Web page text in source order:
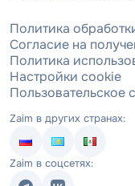
Политика
Согласие на
Политика
Настройки cookie
Пользовательское
Zaim в других странах:
Zaim в соцсетях: